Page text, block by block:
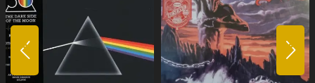
Не запоминать меня